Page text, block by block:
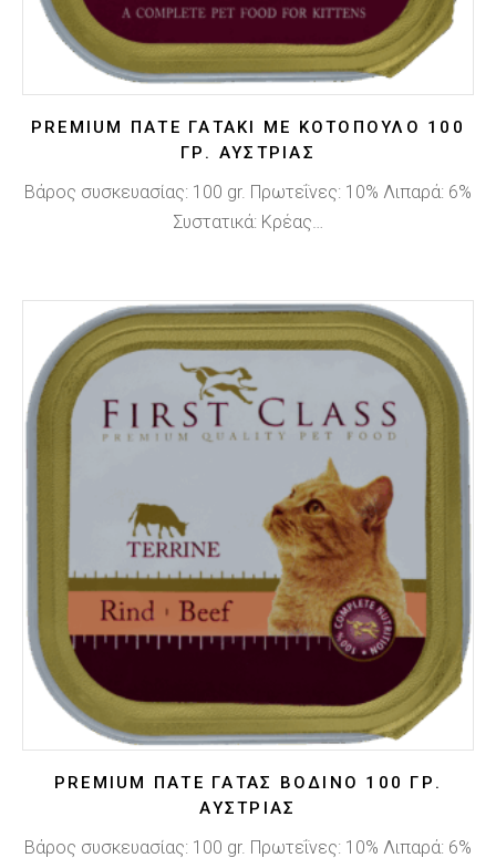
PREMIUM ΠΑΤΈ ΓΑΤΆΚΙ ΜΕ ΚΟΤΌΠΟΥΛΟ 100
ΓΡ. ΑΥΣΤΡΊΑΣ
Βάρος συσκευασίας: 100 gr. Πρωτεΐνες: 10% Λιπαρά: 6%
Συστατικά: Κρέας…
PREMIUM ΠΑΤΈ ΓΆΤΑΣ ΒΟΔΙΝΌ 100 ΓΡ.
ΑΥΣΤΡΊΑΣ
Βάρος συσκευασίας: 100 gr. Πρωτεΐνες: 10% Λιπαρά: 6%